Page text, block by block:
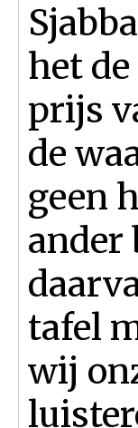
het
prijs
de
geen
ander
tafel
wij